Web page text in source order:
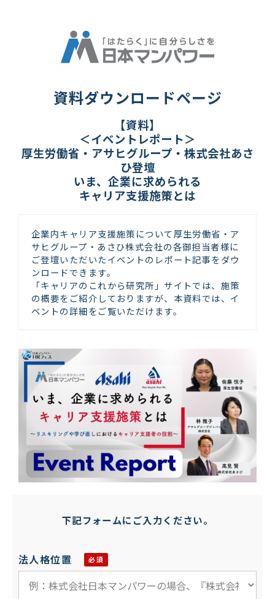
資料ダウンロードページ
【資料】
＜イベントレポート＞
厚生労働省・アサヒグループ・株式会社あさ
ひ登壇
いま、企業に求められる
キャリア支援施策とは
企業内キャリア支援施策について厚生労働省・ア
サヒグループ・あさひ株式会社の各御担当者様に
ご登壇いただいたイベントのレポート記事をダウ
ンロードできます。
「キャリアのこれから研究所」サイトでは、施策
の概要をご紹介しておりますが、本資料では、イ
ベントの詳細をご覧いただけます。
下記フォームにご入力ください。
法人格位置